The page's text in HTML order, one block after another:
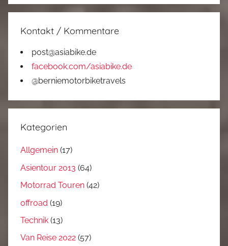
Kontakt / Kommentare
post@asiabike.de
facebook.com/asiabike.de
@berniemotorbiketravels
Kategorien
Allgemein (17)
Asientour 2013 (64)
Motorrad Touren (42)
offroad (19)
Technik (13)
Van Reise 2022 (57)